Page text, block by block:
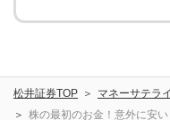
松井証券TOP マネーサテラ
株の最初のお金！意外に安